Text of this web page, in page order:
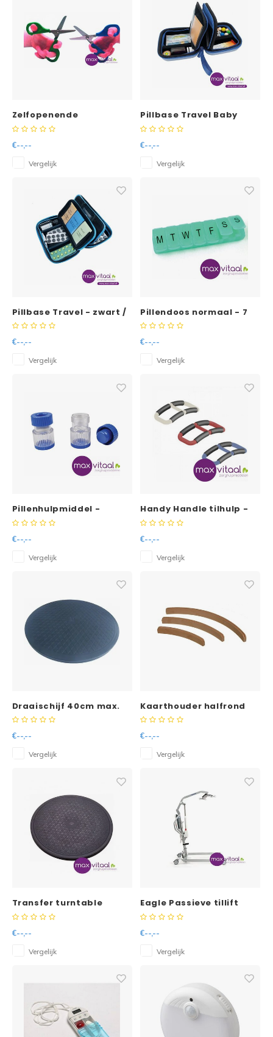
Zelfopenende
kinderschaar
€--,--
Vergelijk
Pillbase Travel Baby
Case Mini -
€--,--
Vergelijk
Pillbase Travel - zwart /
blauw
€--,--
Vergelijk
Pillendoos normaal - 7
dagen - 1 vak per dag
€--,--
Vergelijk
Pillenhulpmiddel -
pillenvergruizer met
€--,--
Vergelijk
Handy Handle tilhulp -
€--,--
Vergelijk
Draaischijf 40cm max.
125kg
€--,--
Vergelijk
Kaarthouder halfrond
hout
€--,--
Vergelijk
Transfer turntable
€--,--
Vergelijk
Eagle Passieve tillift
€--,--
Vergelijk